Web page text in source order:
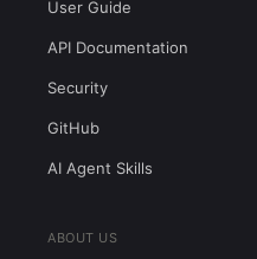
User Guide
API Documentation
Security
GitHub
AI Agent Skills
ABOUT US